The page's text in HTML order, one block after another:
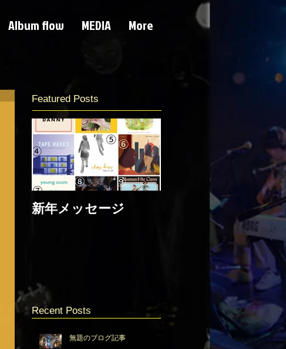
Featured Posts
新年メッセージ
Recent Posts
無題のブログ記事
Album flow MEDIA More